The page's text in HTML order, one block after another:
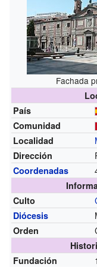
Fachada
País
Comunidad
Localidad
Dirección
Coordenadas
Culto
Diócesis
Orden
Fundación